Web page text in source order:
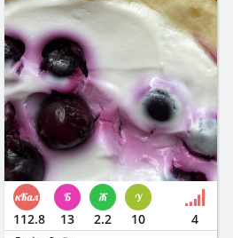
112.8 13 2.2 10 4